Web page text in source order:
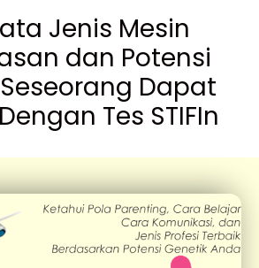
Jenis Mesin
dan Potensi
Dapat
Tes STIFIn